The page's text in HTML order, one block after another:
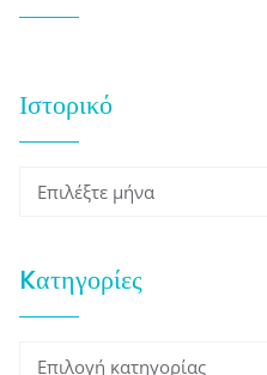
Ιστορικό
Ιστορικό
Kατηγορίες
Kατηγορίες